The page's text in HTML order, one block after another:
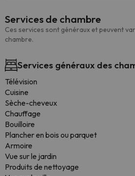
Services de chambre
Ces services sont généraux et peuvent
chambre.
Services généraux des
Télévision
Cuisine
Sèche-cheveux
Chauffage
Bouilloire
Plancher en bois ou parquet
Armoire
Vue sur le jardin
Produits de nettoyage